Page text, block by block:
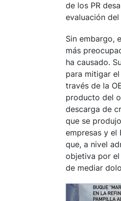
de los PR
evaluación
Sin embargo,
más
ha causado.
para mitigar
través de la
producto del
descarga de
que se
empresas y el
que, a nivel
objetiva por el
de mediar